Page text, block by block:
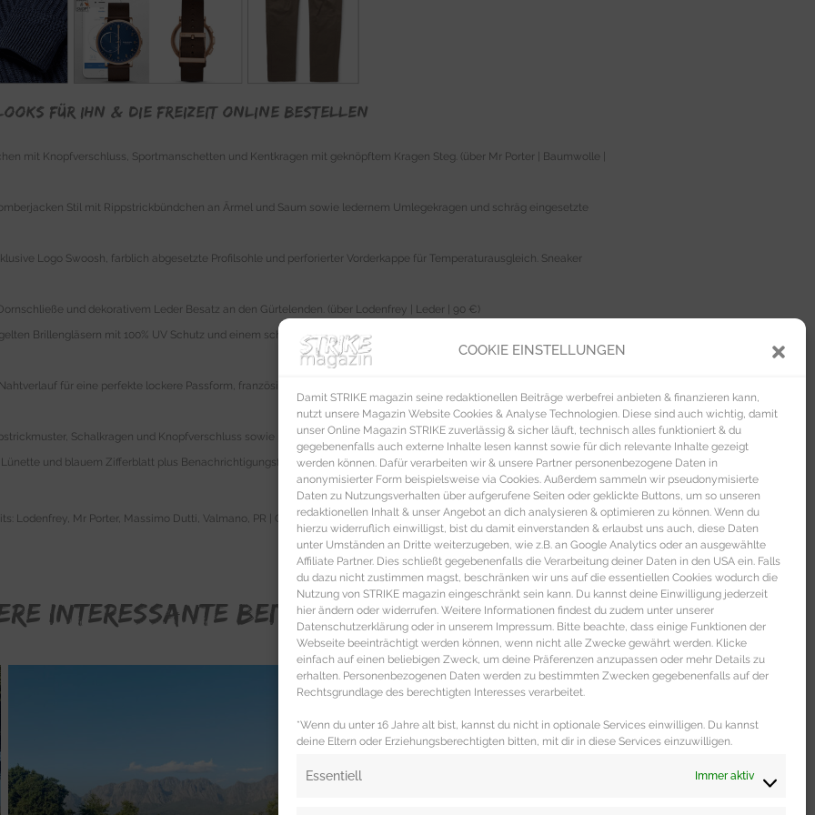
COOKIE EINSTELLUNGEN
Damit STRIKE magazin seine redaktionellen Beiträge werbefrei anbieten & finanzieren kann,
nutzt unsere Magazin Website Cookies & Analyse Technologien. Diese sind auch wichtig, damit
unser Online Magazin STRIKE zuverlässig & sicher läuft, technisch alles funktioniert & du
gegebenenfalls auch externe Inhalte lesen kannst sowie für dich relevante Inhalte gezeigt
werden können. Dafür verarbeiten wir & unsere Partner personenbezogene Daten in
anonymisierter Form beispielsweise via Cookies. Außerdem sammeln wir pseudonymisierte
Daten zu Nutzungsverhalten über aufgerufene Seiten oder geklickte Buttons, um so unseren
redaktionellen Inhalt & unser Angebot an dich analysieren & optimieren zu können. Wenn du
hierzu widerruflich einwilligst, bist du damit einverstanden & erlaubst uns auch, diese Daten
unter Umständen an Dritte weiterzugeben, wie z.B. an Google Analytics oder an ausgewählte
Affiliate Partner. Dies schließt gegebenenfalls die Verarbeitung deiner Daten in den USA ein. Falls
du dazu nicht zustimmen magst, beschränken wir uns auf die essentiellen Cookies wodurch die
Nutzung von STRIKE magazin eingeschränkt sein kann. Du kannst deine Einwilligung jederzeit
hier ändern oder widerrufen. Weitere Informationen findest du zudem unter unserer
Datenschutzerklärung oder in unserem Impressum. Bitte beachte, dass einige Funktionen der
Webseite beeinträchtigt werden können, wenn nicht alle Zwecke gewährt werden. Klicke
einfach auf einen beliebigen Zweck, um deine Präferenzen anzupassen oder mehr Details zu
erhalten. Personenbezogenen Daten werden zu bestimmten Zwecken gegebenenfalls auf der
Rechtsgrundlage des berechtigten Interesses verarbeitet.
*Wenn du unter 16 Jahre alt bist, kannst du nicht in optionale Services einwilligen. Du kannst
deine Eltern oder Erziehungsberechtigten bitten, mit dir in diese Services einzuwilligen.
Essentiell Immer aktiv
für Ihn & die Freizeit online bestellen
mit Knopfverschluss, Sportmanschetten und Kentkragen mit geknöpftem Kragen Steg. (über Mr Porter | Baumwolle |
Stil mit Rippstrickbündchen an Ärmel und Saum sowie ledernem Umlegekragen und schräg eingesetzte
Logo Swoosh, farblich abgesetzte Profilsohle und perforierter Vorderkappe für Temperaturausgleich. Sneaker
und dekorativem Leder Besatz an den Gürtelenden. (über Lodenfrey | Leder | 90 €)
Brillengläsern mit 100% UV Schutz und einem schmalen braun gemustertem Metallrahmen in Camouflage Optik.
für eine perfekte lockere Passform, französischen Taschen, Münztasche und Leistentaschen hinten plus
Schalkragen und Knopfverschluss sowie praktischen aufgesetzten Taschen. (über Mr Porter | Leinen | 255 €)
und blauem Zifferblatt plus Benachrichtigungsfunktionen sowie Office Funktionen, Aktivitäts- und Schlaftracker.
Lodenfrey, Mr Porter, Massimo Dutti, Valmano, PR | Cover: Massimo Dutti PR
INTERESSANTE BEITRÄGE FÜR DICH